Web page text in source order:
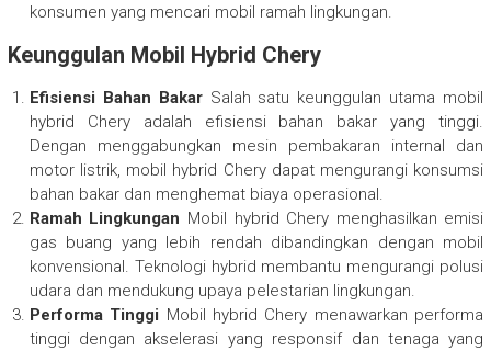
konsumen yang mencari mobil ramah lingkungan.
Keunggulan Mobil Hybrid Chery
Efisiensi Bahan BakarSalah satu keunggulan utama mobil
hybrid Chery adalah efisiensi bahan bakar yang tinggi.
Dengan menggabungkan mesin pembakaran internal dan
motor listrik, mobil hybrid Chery dapat mengurangi konsumsi
bahan bakar dan menghemat biaya operasional.
Ramah Lingkungan Mobil hybrid Chery menghasilkan emisi
gas buang yang lebih rendah dibandingkan dengan mobil
konvensional. Teknologi hybrid membantu mengurangi polusi
udara dan mendukung upaya pelestarian lingkungan.
Performa Tinggi Mobil hybrid Chery menawarkan performa
tinggi dengan akselerasi yang responsif dan tenaga yang